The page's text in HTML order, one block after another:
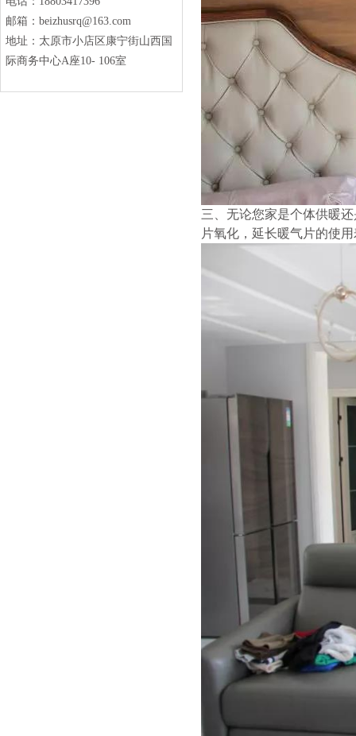
邮箱：beizhusrq@163.com
地址：太原市小店区康宁街山西国
际商务中心A座10- 106室
三、无论您家是个体供暖
片氧化，延长暖气片的使用寿